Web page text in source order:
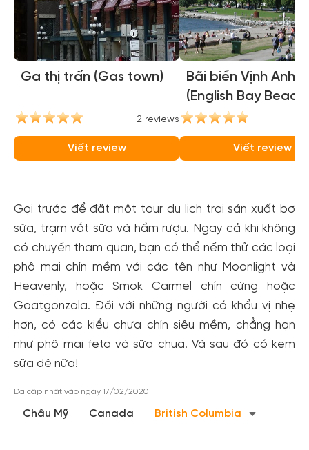
Ga thị trấn (Gas town)
2 reviews
Viết review
Bãi biển Vịnh Anh
(English Bay Beach)
Viết review
Gọi trước để đặt một tour du lịch trại sản xuất bơ
sữa, trạm vắt sữa và hầm rượu. Ngay cả khi không
có chuyến tham quan, bạn có thể nếm thử các loại
phô mai chín mềm với các tên như Moonlight và
Heavenly, hoặc Smok Carmel chín cứng hoặc
Goatgonzola. Đối với những người có khẩu vị nhẹ
hơn, có các kiểu chưa chín siêu mềm, chẳng hạn
như phô mai feta và sữa chua. Và sau đó có kem
sữa dê nữa!
Đã cập nhật vào ngày 17/02/2020
Châu Mỹ Canada British Columbia
Tạo tài khoản nhanh - nhận nhiều ưu
đãi!